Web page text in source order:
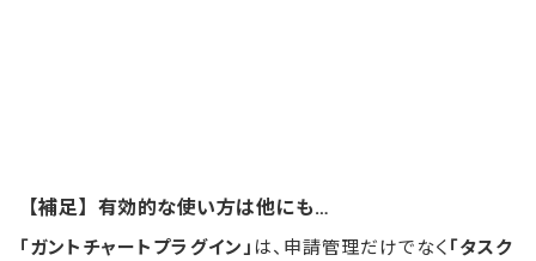
【補足】有効的な使い方は他にも…
「ガントチャートプラグイン」 は、申請管理だけでなく 「タスク